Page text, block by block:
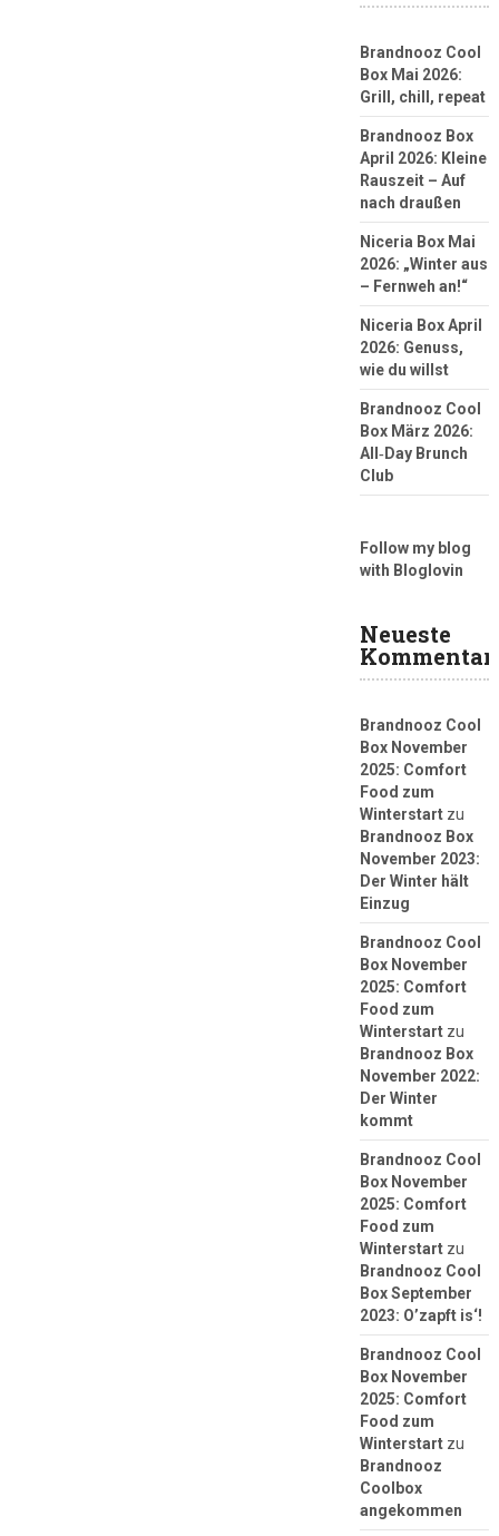
Brandnooz Cool
Box Mai 2026:
Grill, chill, repeat
Brandnooz Box
April 2026: Kleine
Rauszeit – Auf
nach draußen
Niceria Box Mai
2026: „Winter aus
– Fernweh an!“
Niceria Box April
2026: Genuss,
wie du willst
Brandnooz Cool
Box März 2026:
All‑Day Brunch
Club
Follow my blog
with Bloglovin
Neueste
Brandnooz Cool
Box November
2025: Comfort
Food zum
Winterstartzu
Brandnooz Box
November 2023:
Der Winter hält
Einzug
Brandnooz Cool
Box November
2025: Comfort
Food zum
Winterstartzu
Brandnooz Box
November 2022:
Der Winter
kommt
Brandnooz Cool
Box November
2025: Comfort
Food zum
Winterstartzu
Brandnooz Cool
Box September
2023: O’zapft is‘!
Brandnooz Cool
Box November
2025: Comfort
Food zum
Winterstartzu
Brandnooz
Coolbox
angekommen